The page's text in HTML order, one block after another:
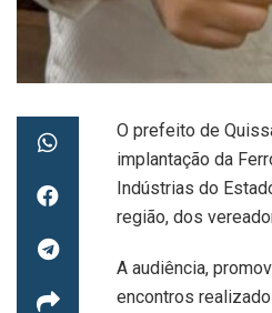
O prefeito de
implantação da
Indústrias do
região, dos
A audiência,
encontros